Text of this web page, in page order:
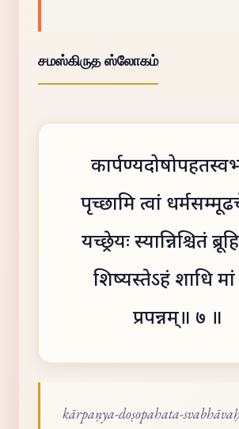
சமஸ்கிருத ஸ்லோகம்
पृच्छामि त्वां
यच्छ्रेयः स्यान्निश्चितं
शिष्यस्तेऽहं शाधि मां
प्रपन्नम्॥ ७ ॥
kārpaṇya-doṣopahata-